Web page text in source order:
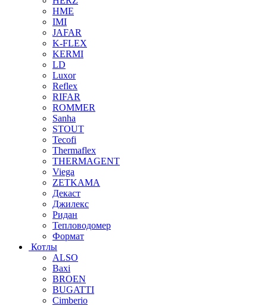
HME
IMI
JAFAR
K-FLEX
KERMI
LD
Luxor
Reflex
RIFAR
ROMMER
Sanha
STOUT
Tecofi
Thermaflex
THERMAGENT
Viega
ZETKAMA
Декаст
Джилекс
Ридан
Тепловодомер
Формат
Котлы
ALSO
Baxi
BROEN
BUGATTI
Cimberio